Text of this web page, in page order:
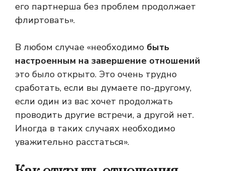
его партнерша без проблем продолжает
флиртовать».
В любом случае «необходимо быть
настроенным на завершение отношений
это было открыто. Это очень трудно
сработать, если вы думаете по-другому,
если один из вас хочет продолжать
проводить другие встречи, а другой нет.
Иногда в таких случаях необходимо
уважительно расстаться».